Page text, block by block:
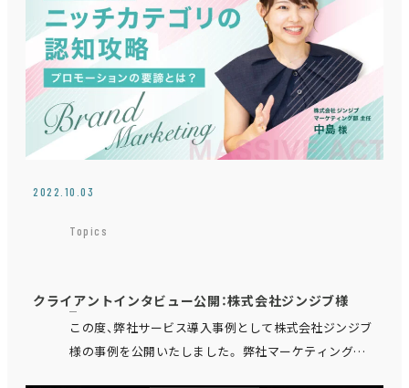
2022.10.03
Topics
クライアントインタビュー公開：株式会社ジンジブ様
この度、弊社サービス導入事例として株式会社ジンジブ
様の事例を公開いたしました。 弊社マーケティング